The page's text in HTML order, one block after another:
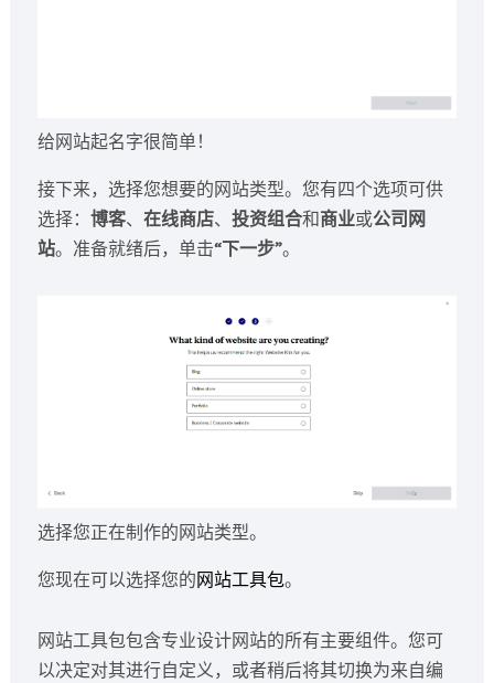
给网站起名字很简单！
接下来，选择您想要的网站类型。您有四个选项可供
选择： 博客、 在线商店、 投资组合和商业或公司网
站。准备就绪后，单击“下一步”。
选择您正在制作的网站类型。
您现在可以选择您的网站工具包。
网站工具包包含专业设计网站的所有主要组件。您可
以决定对其进行自定义，或者稍后将其切换为来自编